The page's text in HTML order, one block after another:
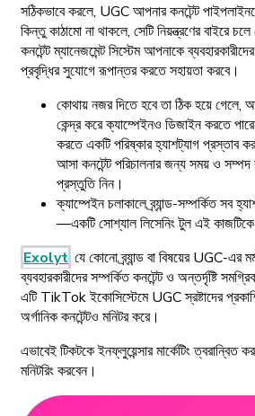
সঠিকভাবে করলে, UGC আপনার কনটেন্ট
কিন্তু কাঠামো না থাকলে, সেটি নিয়ন্ত্রণের বাইরে
কনটেন্ট ম্যানেজমেন্ট সিস্টেম আপনাকে
প্রবৃদ্ধির সুযোগে রূপান্তর করতে সহায়তা করবে।
কোথায় নজর দিতে হবে তা ঠিক হয়ে গেলে,
কেন্দ্র করে ক্যাম্পেইনও ডিজাইন করতে
করতে একটি পরিষ্কার হ্যাশট্যাগ
আসা কনটেন্ট পরিচালনার জন্য সময় ও
প্রস্তুতি নিন।
ক্যাম্পেইন চলাকালে ব্র্যান্ড-সম্পর্কিত সব
—একটি সোশ্যাল লিসেনিং টুল এই
Exolyt যে কোনো ব্র্যান্ড বা বিষয়ের UGC-এর
ব্যবহারকারীদের সম্পর্কিত কনটেন্ট ও অন্তর্দৃষ্টি
এটি TikTok ইকোসিস্টেমে UGC স্রষ্টাদের
অর্গানিক কনটেন্টও মনিটর করে।
এভাবেই টিকটকে ইনফ্লুয়েন্সার মার্কেটিং ত্বরান্বিত
মনিটরিং করবেন।